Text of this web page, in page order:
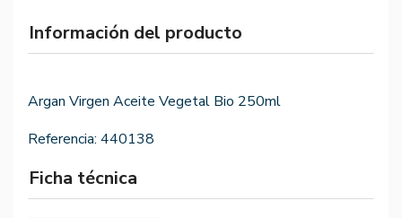
Información del producto
Argan Virgen Aceite Vegetal Bio 250ml
Referencia: 440138
Ficha técnica